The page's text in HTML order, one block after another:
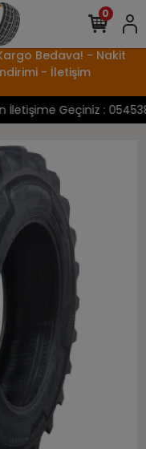
Bedava! - Nakit
- İletişim
Geçiniz :
0